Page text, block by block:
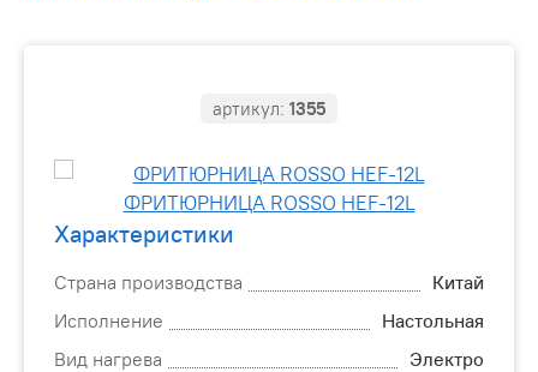
артикул: 1355
Характеристики
Страна производства
Китай
Исполнение
Настольная
Вид нагрева
Электро